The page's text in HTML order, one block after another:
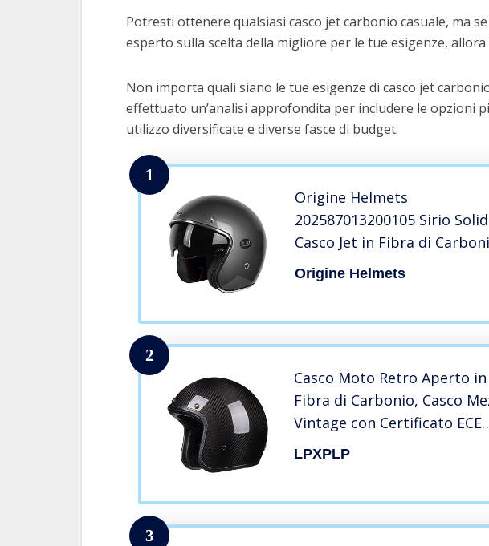
Potresti ottenere qualsiasi casco jet carbonio casuale, ma
esperto sulla scelta della migliore per le tue esigenze,
Non importa quali siano le tue esigenze di casco jet
effettuato un’analisi approfondita per includere le opzioni
utilizzo diversificate e diverse fasce di budget.
1
Origine Helmets
202587013200105 Sirio
Casco Jet in Fibra di
Titanio, L
Origine Helmets
2
Casco Moto Retro Aperto in
Fibra di Carbonio, Casco
Vintage con Certificato ECE
Casco Jet Traspirante Estivo
LPXPLP
3